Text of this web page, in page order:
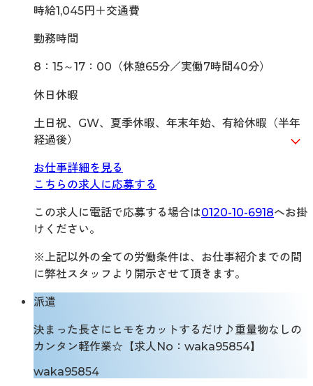
時給1,045円＋交通費
勤務時間
8：15～17：00（休憩65分／実働7時間40分）
休日休暇
土日祝、GW、夏季休暇、年末年始、有給休暇（半年
経過後）
お仕事詳細を見る
こちらの求人に応募する
この求人に電話で応募する場合は0120-10-6918へお掛
けください。
※上記以外の全ての労働条件は、お仕事紹介までの間
に弊社スタッフより開示させて頂きます。
派遣
決まった長さにヒモをカットするだけ♪重量物なしの
カンタン軽作業☆【求人No：waka95854】
waka95854